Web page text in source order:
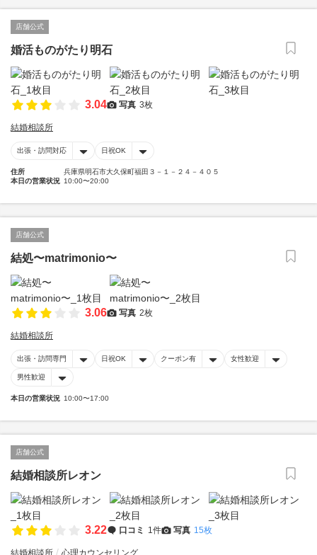
店舗公式
婚活ものがたり明石
3.04 写真 3枚
結婚相談所
出張・訪問対応 日祝OK
住所
兵庫県明石市大久保町福田３－１－２４－４０５
本日の営業状況 10:00〜20:00
店舗公式
結処〜matrimonio〜
3.06 写真 2枚
結婚相談所
出張・訪問専門 日祝OK クーポン有 女性歓迎
男性歓迎
本日の営業状況 10:00〜17:00
店舗公式
結婚相談所レオン
3.22 口コミ 1件 写真 15枚
結婚相談所 心理カウンセリング